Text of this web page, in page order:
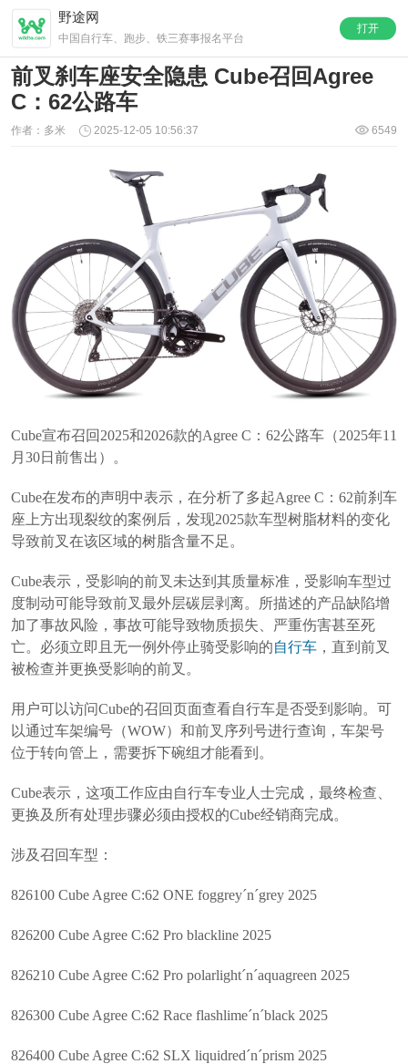
打开
野途网
中国自行车、跑步、铁三赛事报名平台
前叉刹车座安全隐患 Cube召回Agree
C：62公路车
作者：多米 2025-12-05 10:56:37 6549
Cube宣布召回2025和2026款的Agree C：62公路车（2025年11
月30日前售出）。
Cube在发布的声明中表示，在分析了多起Agree C：62前刹车
座上方出现裂纹的案例后，发现2025款车型树脂材料的变化
导致前叉在该区域的树脂含量不足。
Cube表示，受影响的前叉未达到其质量标准，受影响车型过
度制动可能导致前叉最外层碳层剥离。所描述的产品缺陷增
加了事故风险，事故可能导致物质损失、严重伤害甚至死
亡。必须立即且无一例外停止骑受影响的自行车 ，直到前叉
被检查并更换受影响的前叉。
用户可以访问Cube的召回页面查看自行车是否受到影响。可
以通过车架编号（WOW）和前叉序列号进行查询，车架号
位于转向管上，需要拆下碗组才能看到。
Cube表示，这项工作应由自行车专业人士完成，最终检查、
更换及所有处理步骤必须由授权的Cube经销商完成。
涉及召回车型：
826100 Cube Agree C:62 ONE foggrey´n´grey 2025
826200 Cube Agree C:62 Pro blackline 2025
826210 Cube Agree C:62 Pro polarlight´n´aquagreen 2025
826300 Cube Agree C:62 Race flashlime´n´black 2025
826400 Cube Agree C:62 SLX liquidred´n´prism 2025